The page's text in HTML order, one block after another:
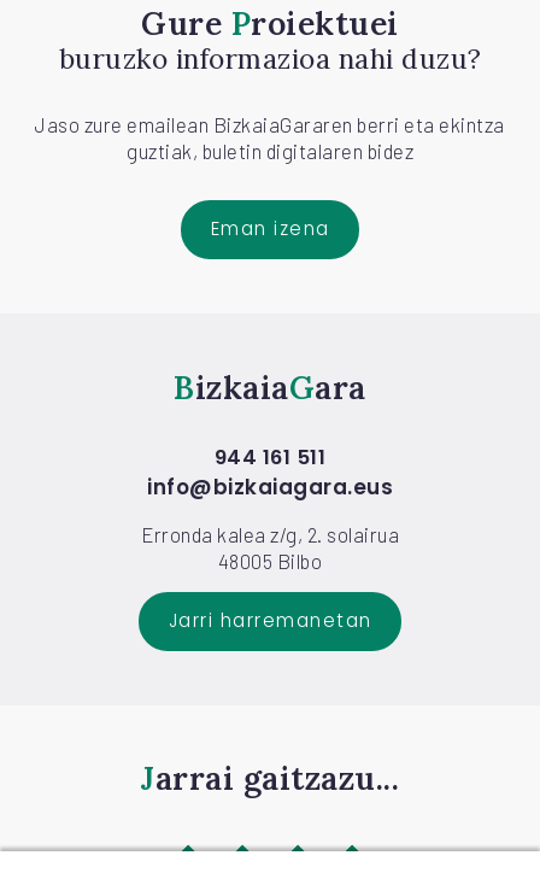
Gure Proiektuei
buruzko informazioa nahi duzu?
Jaso zure emailean BizkaiaGararen berri eta ekintza
guztiak, buletin digitalaren bidez
Eman izena
Bizkaia Gara
944 161 511
info@bizkaiagara.eus
Erronda kalea z/g, 2. solairua
48005 Bilbo
Jarri harremanetan
Jarrai gaitzazu...